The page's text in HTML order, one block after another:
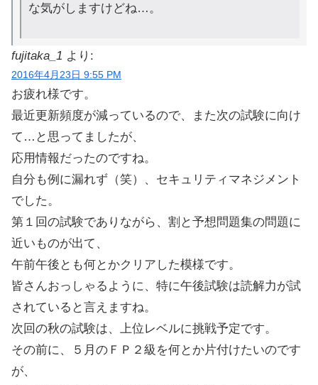
な気がしますけどね…。
fujitaka_1 より:
2016年4月23日 9:55 PM
お疲れ様です。
最近更新頻度が減っているので、また次の試験に向け
て…と思ってましたが、
応用情報だったのですね。
自分も例に漏れず（笑）、セキュリティマネジメント
でした。
第１回の試験でありながら、割と予想問題集の問題に
近いものが出て、
午前午後とも何とかクリアした模様です。
皆さんおっしゃるように、特に午後試験は読解力が試
されていると言えますね。
次回の秋の試験は、上位レベルに挑戦予定です。
その前に、５月のＦＰ２級を何とか片付けたいのです
が、